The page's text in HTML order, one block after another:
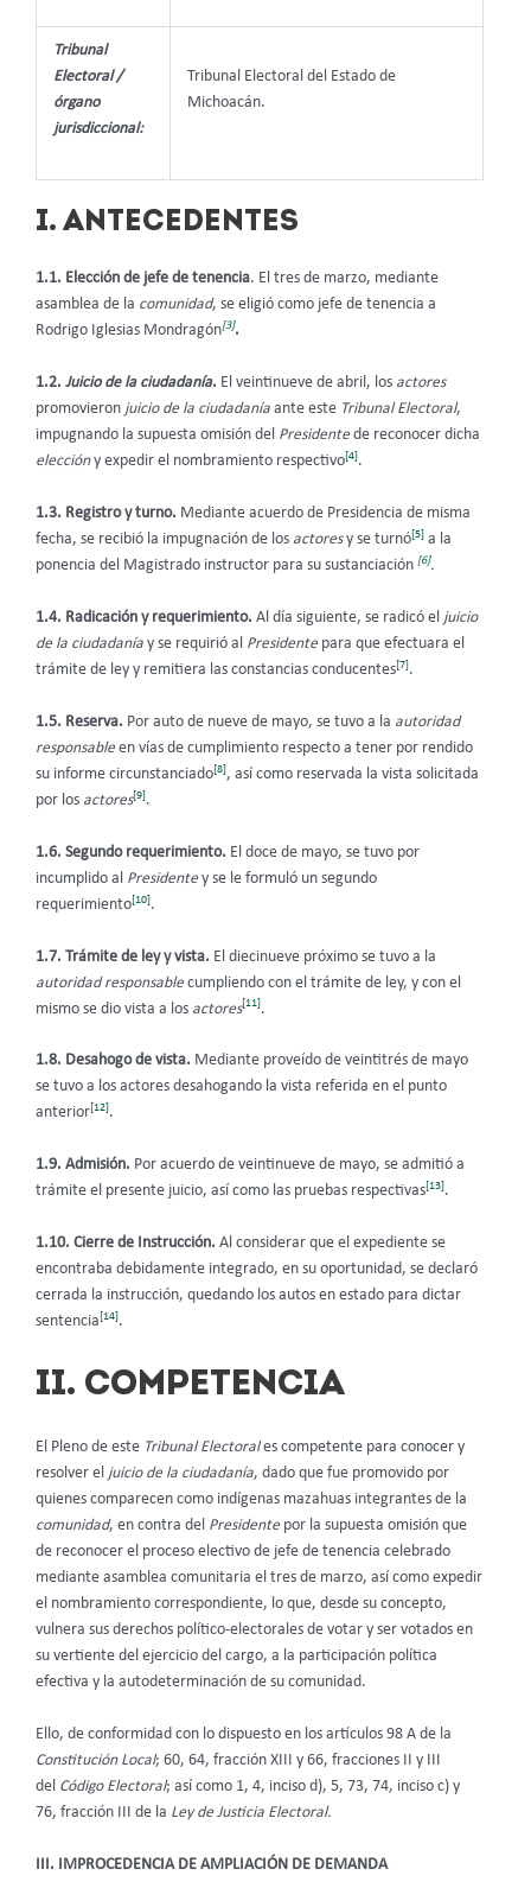
Tribunal
Electoral /
órgano
jurisdiccional:
Tribunal Electoral del Estado de
Michoacán.
I. ANTECEDENTES
1.1. Elección de jefe de tenencia. El tres de marzo, mediante
asamblea de la comunidad, se eligió como jefe de tenencia a
Rodrigo Iglesias Mondragón[3].
1.2. Juicio de la ciudadanía. El veintinueve de abril, los actores
promovieron juicio de la ciudadanía ante este Tribunal Electoral,
impugnando la supuesta omisión del Presidentede reconocer dicha
eleccióny expedir el nombramiento respectivo[4].
1.3. Registro y turno. Mediante acuerdo de Presidencia de misma
fecha, se recibió la impugnación de los actoresy se turnó[5] a la
ponencia del Magistrado instructor para su sustanciación [6].
1.4. Radicación y requerimiento. Al día siguiente, se radicó el juicio
de la ciudadanía y se requirió al Presidentepara que efectuara el
trámite de ley y remitiera las constancias conducentes[7].
1.5. Reserva. Por auto de nueve de mayo, se tuvo a la autoridad
responsableen vías de cumplimiento respecto a tener por rendido
su informe circunstanciado[8], así como reservada la vista solicitada
por los actores[9].
1.6. Segundo requerimiento. El doce de mayo, se tuvo por
incumplido al Presidentey se le formuló un segundo
requerimiento[10].
1.7. Trámite de ley y vista. El diecinueve próximo se tuvo a la
autoridad responsablecumpliendo con el trámite de ley, y con el
mismo se dio vista a los actores[11] .
1.8. Desahogo de vista. Mediante proveído de veintitrés de mayo
se tuvo a los actores desahogando la vista referida en el punto
anterior[12].
1.9. Admisión. Por acuerdo de veintinueve de mayo, se admitió a
trámite el presente juicio, así como las pruebas respectivas[13].
1.10. Cierre de Instrucción. Al considerar que el expediente se
encontraba debidamente integrado, en su oportunidad, se declaró
cerrada la instrucción, quedando los autos en estado para dictar
sentencia[14].
II. COMPETENCIA
El Pleno de este Tribunal Electorales competente para conocer y
resolver el juicio de la ciudadanía, dado que fue promovido por
quienes comparecen como indígenas mazahuas integrantes de la
comunidad, en contra del Presidentepor la supuesta omisión que
de reconocer el proceso electivo de jefe de tenencia celebrado
mediante asamblea comunitaria el tres de marzo, así como expedir
el nombramiento correspondiente, lo que, desde su concepto,
vulnera sus derechos político-electorales de votar y ser votados en
su vertiente del ejercicio del cargo, a la participación política
efectiva y la autodeterminación de su comunidad.
Ello, de conformidad con lo dispuesto en los artículos 98 A de la
Constitución Local; 60, 64, fracción XIII y 66, fracciones II y III
del Código Electoral; así como 1, 4, inciso d), 5, 73, 74, inciso c) y
76, fracción III de la Ley de Justicia Electoral.
III. IMPROCEDENCIA DE AMPLIACIÓN DE DEMANDA